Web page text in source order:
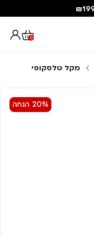
0
מקל טלסקופי
20% הנחה